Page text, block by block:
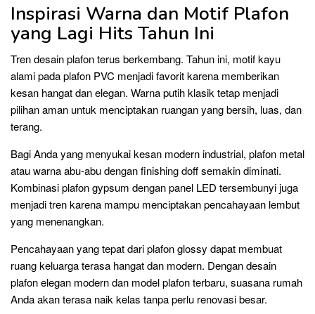
Inspirasi Warna dan Motif Plafon
yang Lagi Hits Tahun Ini
Tren desain plafon terus berkembang. Tahun ini, motif kayu
alami pada plafon PVC menjadi favorit karena memberikan
kesan hangat dan elegan. Warna putih klasik tetap menjadi
pilihan aman untuk menciptakan ruangan yang bersih, luas, dan
terang.
Bagi Anda yang menyukai kesan modern industrial, plafon metal
atau warna abu-abu dengan finishing doff semakin diminati.
Kombinasi plafon gypsum dengan panel LED tersembunyi juga
menjadi tren karena mampu menciptakan pencahayaan lembut
yang menenangkan.
Pencahayaan yang tepat dari plafon glossy dapat membuat
ruang keluarga terasa hangat dan modern. Dengan desain
plafon elegan modern dan model plafon terbaru, suasana rumah
Anda akan terasa naik kelas tanpa perlu renovasi besar.